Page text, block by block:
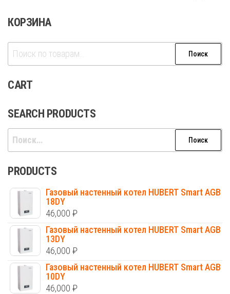
КОРЗИНА
Искать: Поиск
CART
SEARCH PRODUCTS
Найти:
PRODUCTS
Газовый настенный котел HUBERT Smart AGB
18DY
46,000 ₽
Газовый настенный котел HUBERT Smart AGB
13DY
46,000 ₽
Газовый настенный котел HUBERT Smart AGB
10DY
46,000 ₽